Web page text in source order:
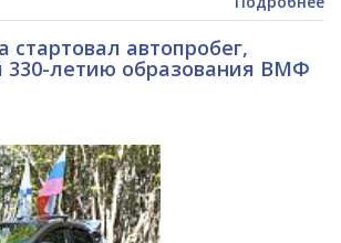
автопробег,
330-летию образования ВМФ